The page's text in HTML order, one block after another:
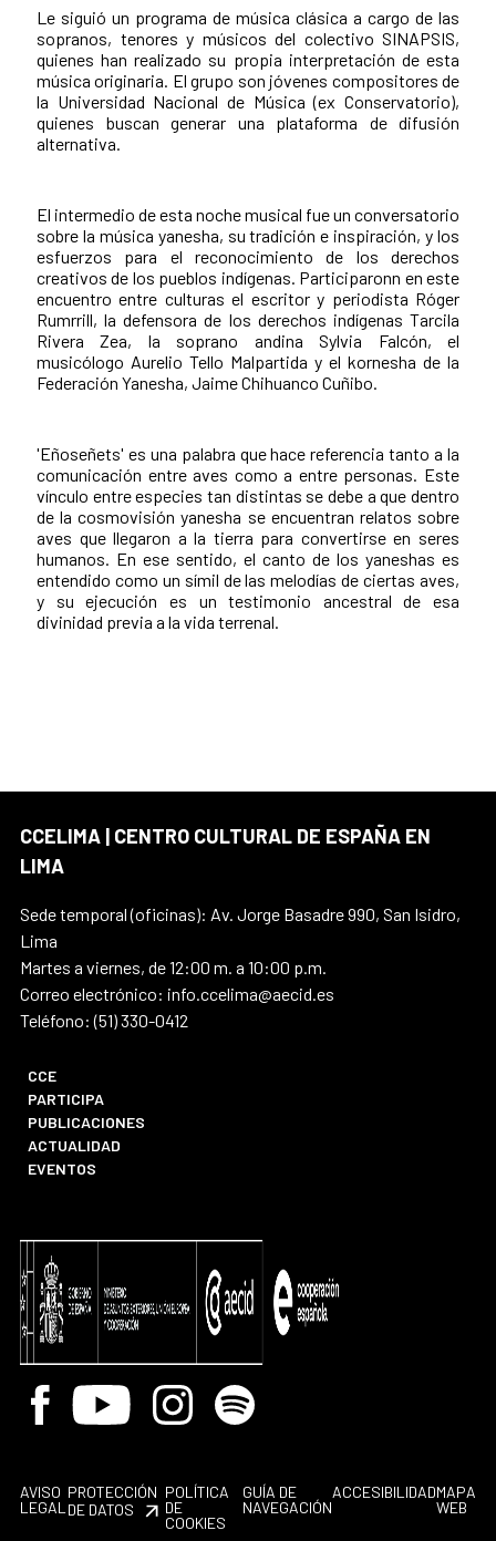
Le siguió un programa de música clásica a cargo de las
sopranos, tenores y músicos del colectivo SINAPSIS,
quienes han realizado su propia interpretación de esta
música originaria. El grupo son jóvenes compositores de
la Universidad Nacional de Música (ex Conservatorio),
quienes buscan generar una plataforma de difusión
alternativa.
El intermedio de esta noche musical fue un conversatorio
sobre la música yanesha, su tradición e inspiración, y los
esfuerzos para el reconocimiento de los derechos
creativos de los pueblos indígenas. Participaronn en este
encuentro entre culturas el escritor y periodista Róger
Rumrrill, la defensora de los derechos indígenas Tarcila
Rivera Zea, la soprano andina Sylvia Falcón, el
musicólogo Aurelio Tello Malpartida y el kornesha de la
Federación Yanesha, Jaime Chihuanco Cuñibo.
'Eñoseñets' es una palabra que hace referencia tanto a la
comunicación entre aves como a entre personas. Este
vínculo entre especies tan distintas se debe a que dentro
de la cosmovisión yanesha se encuentran relatos sobre
aves que llegaron a la tierra para convertirse en seres
humanos. En ese sentido, el canto de los yaneshas es
entendido como un símil de las melodías de ciertas aves,
y su ejecución es un testimonio ancestral de esa
divinidad previa a la vida terrenal.
CCELIMA | CENTRO CULTURAL DE ESPAÑA EN
LIMA
Sede temporal (oficinas): Av. Jorge Basadre 990, San Isidro,
Lima
Martes a viernes, de 12:00 m. a 10:00 p.m.
Correo electrónico: info.ccelima@aecid.es
Teléfono: (51) 330-0412
CCE
PARTICIPA
PUBLICACIONES
ACTUALIDAD
EVENTOS
Facebook
Youtube InstagramSpotify
AVISO
LEGAL
PROTECCIÓN
DE DATOS
POLÍTICA
DE
COOKIES
GUÍA DE
NAVEGACIÓN
ACCESIBILIDADMAPA
WEB